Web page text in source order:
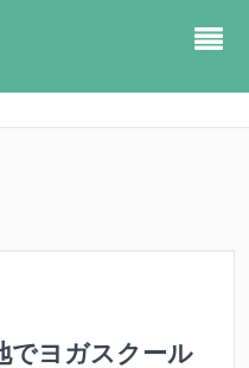
でヨガスクール